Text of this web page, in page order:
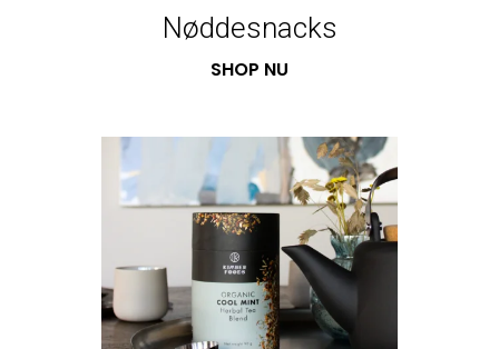
Nøddesnacks
SHOP NU